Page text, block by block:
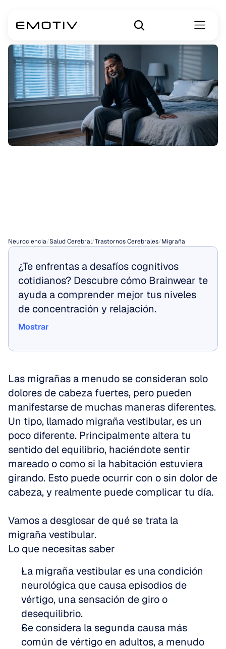
Neurociencia/Salud Cerebral/Trastornos Cerebrales/Migraña
¿Te enfrentas a desafíos cognitivos
cotidianos? Descubre cómo Brainwear te
ayuda a comprender mejor tus niveles
de concentración y relajación.
Mostrar
Las migrañas a menudo se consideran solo
dolores de cabeza fuertes, pero pueden
manifestarse de muchas maneras diferentes.
Un tipo, llamado migraña vestibular, es un
poco diferente. Principalmente altera tu
sentido del equilibrio, haciéndote sentir
mareado o como si la habitación estuviera
girando. Esto puede ocurrir con o sin dolor de
cabeza, y realmente puede complicar tu día.
Vamos a desglosar de qué se trata la
migraña vestibular.
Lo que necesitas saber
La migraña vestibular es una condición
neurológica que causa episodios de
vértigo, una sensación de giro o
desequilibrio.
Se considera la segunda causa más
común de vértigo en adultos, a menudo